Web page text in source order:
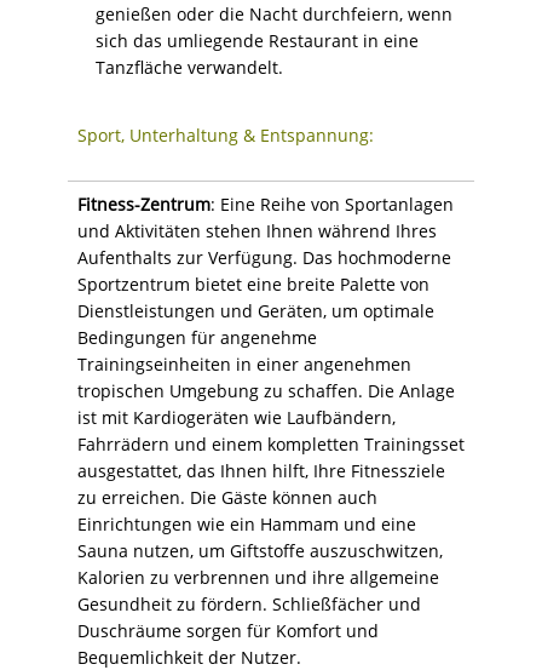
genießen oder die Nacht durchfeiern, wenn
sich das umliegende Restaurant in eine
Tanzfläche verwandelt.
Sport, Unterhaltung & Entspannung:
Fitness-Zentrum: Eine Reihe von Sportanlagen
und Aktivitäten stehen Ihnen während Ihres
Aufenthalts zur Verfügung. Das hochmoderne
Sportzentrum bietet eine breite Palette von
Dienstleistungen und Geräten, um optimale
Bedingungen für angenehme
Trainingseinheiten in einer angenehmen
tropischen Umgebung zu schaffen. Die Anlage
ist mit Kardiogeräten wie Laufbändern,
Fahrrädern und einem kompletten Trainingsset
ausgestattet, das Ihnen hilft, Ihre Fitnessziele
zu erreichen. Die Gäste können auch
Einrichtungen wie ein Hammam und eine
Sauna nutzen, um Giftstoffe auszuschwitzen,
Kalorien zu verbrennen und ihre allgemeine
Gesundheit zu fördern. Schließfächer und
Duschräume sorgen für Komfort und
Bequemlichkeit der Nutzer.